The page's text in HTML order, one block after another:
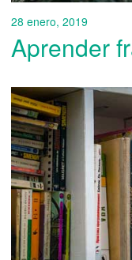
28 enero, 2019
Aprender